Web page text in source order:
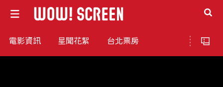
電影資訊 星聞花絮 台北票房